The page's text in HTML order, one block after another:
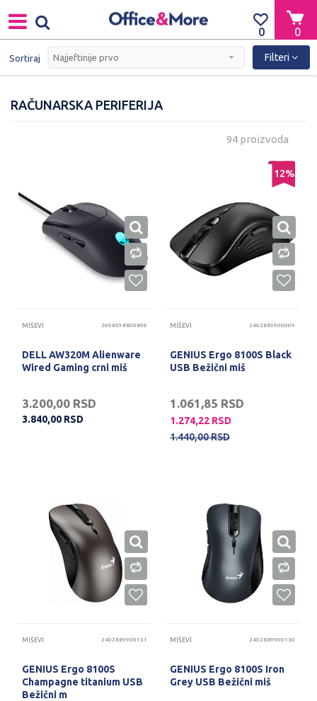
0
0
RAČUNARSKA PERIFERIJA
Sortiraj Filteri
94 proizvoda
MIŠEVI 2608598800806
DELL AW320M Alienware
Wired Gaming crni miš
3.200,00 RSD
3.840,00 RSD
12%
MIŠEVI 2402889900069
GENIUS Ergo 8100S Black
USB Bežični miš
1.061,85 RSD
1.274,22 RSD
1.440,00RSD
MIŠEVI 2402889900131
GENIUS Ergo 8100S
Champagne titanium USB
Bežični m
MIŠEVI 2402889900130
GENIUS Ergo 8100S Iron
Grey USB Bežični miš